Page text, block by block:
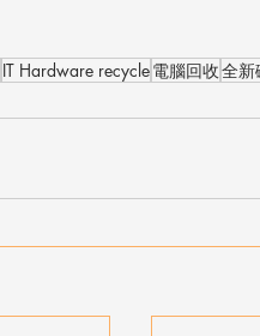
IT Hardware recycle電腦回收全新